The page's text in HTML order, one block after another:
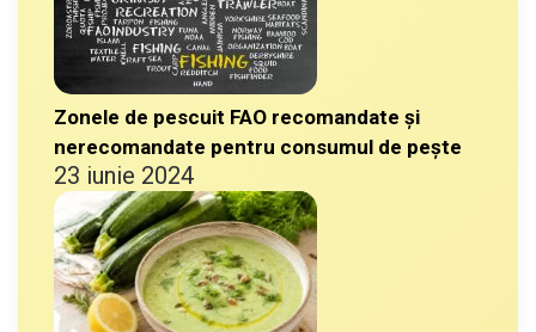
Zonele de pescuit FAO recomandate și
nerecomandate pentru consumul de pește
23 iunie 2024